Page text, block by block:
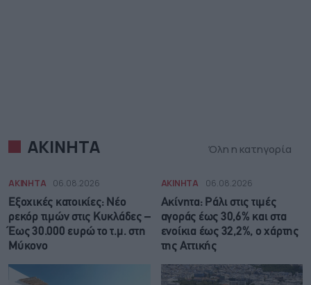
ΑΚΙΝΗΤΑ Όλη η κατηγορία
ΑΚΙΝΗΤΑ 06.08.2026
Εξοχικές κατοικίες: Νέο
ρεκόρ τιμών στις Κυκλάδες –
Έως 30.000 ευρώ το τ.μ. στη
Μύκονο
ΑΚΙΝΗΤΑ 06.08.2026
Ακίνητα: Ράλι στις τιμές
αγοράς έως 30,6% και στα
ενοίκια έως 32,2%, ο χάρτης
της Αττικής